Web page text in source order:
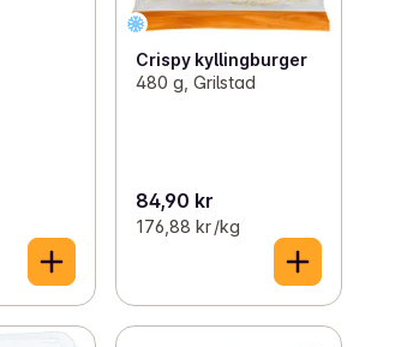
Crispy kyllingburger
480 g, Grilstad
84,90 kr
176,88 kr /kg